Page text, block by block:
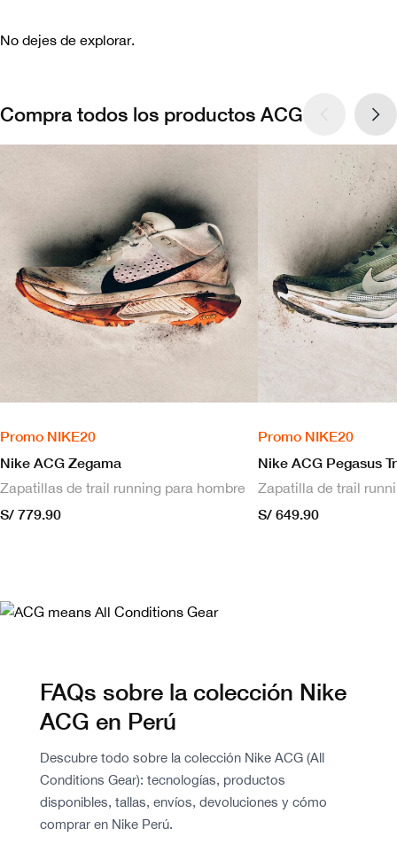
No dejes de explorar.
Compra todos los productos ACG
Promo NIKE20
Nike ACG Zegama
Zapatillas de trail running para hombre
S/ 779.90
Promo NIKE20
Nike ACG Pegasus
Zapatilla de trail
S/ 649.90
FAQs sobre la colección Nike
ACG en Perú
Descubre todo sobre la colección Nike ACG (All
Conditions Gear): tecnologías, productos
disponibles, tallas, envíos, devoluciones y cómo
comprar en Nike Perú.